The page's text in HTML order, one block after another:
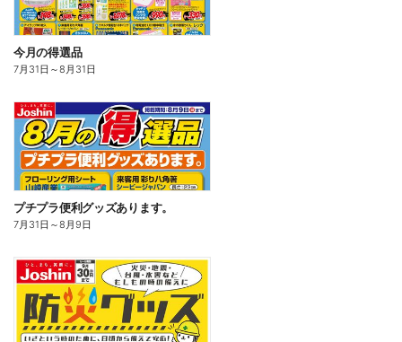
今月の得選品
7月31日 ～8月31日
プチプラ便利グッズあります。
7月31日 ～8月9日